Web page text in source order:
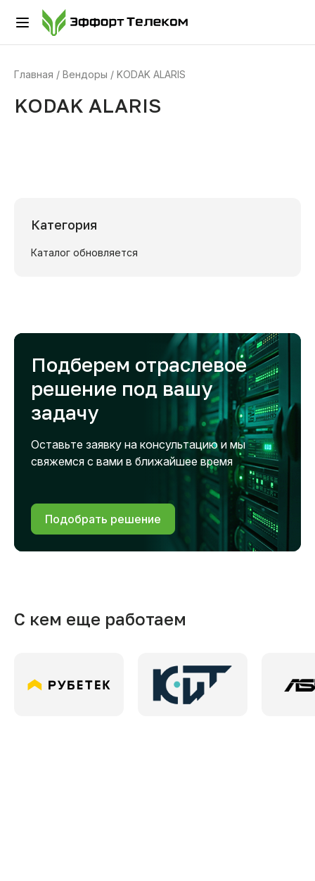
Главная Вендоры KODAK ALARIS
KODAK ALARIS
Категория
Каталог обновляется
Подберем отраслевое
решение под вашу
задачу
Оставьте заявку на консультацию и мы
свяжемся с вами в ближайшее время
Подобрать решение
С кем еще работаем